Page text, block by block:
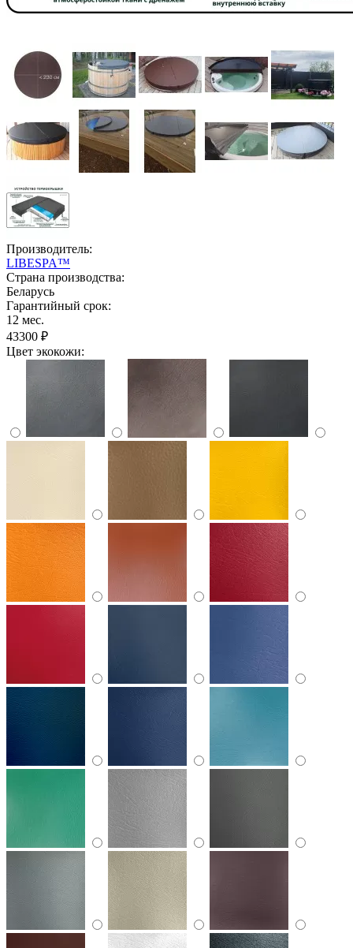
Производитель:
LIBESPA™
Страна производства:
Беларусь
Гарантийный срок:
12 мес.
43300 ₽
Цвет экокожи: